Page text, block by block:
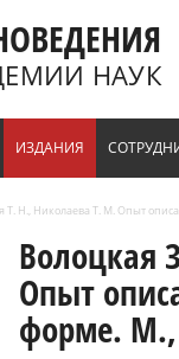
НАУК
ИЗДАНИЯ
Н., Николаева Т. М. Опыт
Волоцкая
Опыт
форме. М.,